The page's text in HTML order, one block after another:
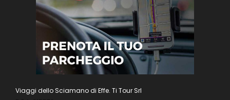
Viaggi dello Sciamano di Effe. Ti Tour Srl